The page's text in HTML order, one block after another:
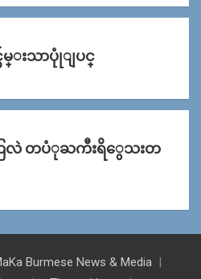
မ္းသာပုုံျပင္
ြလဲ တပံုႀကီးရိွေသးတ
Burmese News & Media